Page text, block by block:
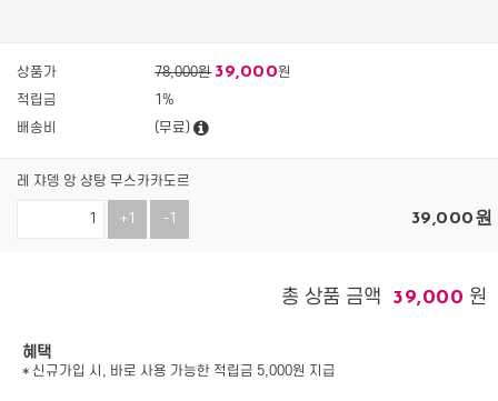
상품가 78,000원 39,000원
적립금
1%
배송비
(무료)
레 쟈뎅 앙 샹탕 무스카카도르
+1 -1 39,000원
총 상품 금액 39,000 원
혜택
* 신규가입 시, 바로 사용 가능한 적립금 5,000원 지급